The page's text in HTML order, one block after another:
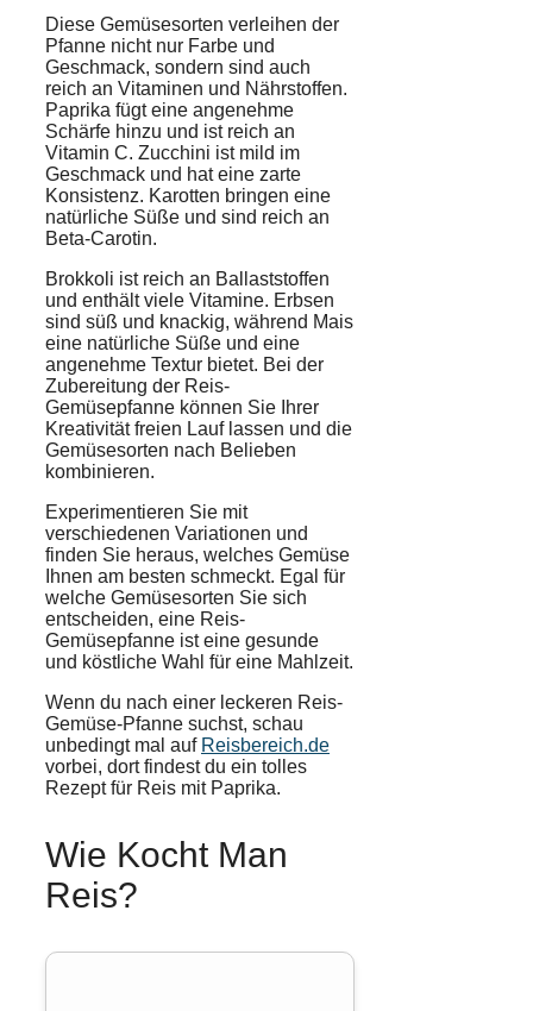
Diese Gemüsesorten verleihen der
Pfanne nicht nur Farbe und
Geschmack, sondern sind auch
reich an Vitaminen und Nährstoffen.
Paprika fügt eine angenehme
Schärfe hinzu und ist reich an
Vitamin C. Zucchini ist mild im
Geschmack und hat eine zarte
Konsistenz. Karotten bringen eine
natürliche Süße und sind reich an
Beta-Carotin.
Brokkoli ist reich an Ballaststoffen
und enthält viele Vitamine. Erbsen
sind süß und knackig, während Mais
eine natürliche Süße und eine
angenehme Textur bietet. Bei der
Zubereitung der Reis-
Gemüsepfanne können Sie Ihrer
Kreativität freien Lauf lassen und die
Gemüsesorten nach Belieben
kombinieren.
Experimentieren Sie mit
verschiedenen Variationen und
finden Sie heraus, welches Gemüse
Ihnen am besten schmeckt. Egal für
welche Gemüsesorten Sie sich
entscheiden, eine Reis-
Gemüsepfanne ist eine gesunde
und köstliche Wahl für eine Mahlzeit.
Wenn du nach einer leckeren Reis-
Gemüse-Pfanne suchst, schau
unbedingt mal auf Reisbereich.de
vorbei, dort findest du ein tolles
Rezept für Reis mit Paprika.
Wie Kocht Man
Reis?